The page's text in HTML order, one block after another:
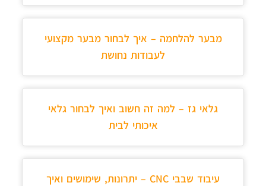
מבער להלחמה – איך לבחור מבער מקצועי
לעבודות נחושת
גלאי גז – למה זה חשוב ואיך לבחור גלאי
איכותי לבית
עיבוד שבבי CNC – יתרונות, שימושים ואיך